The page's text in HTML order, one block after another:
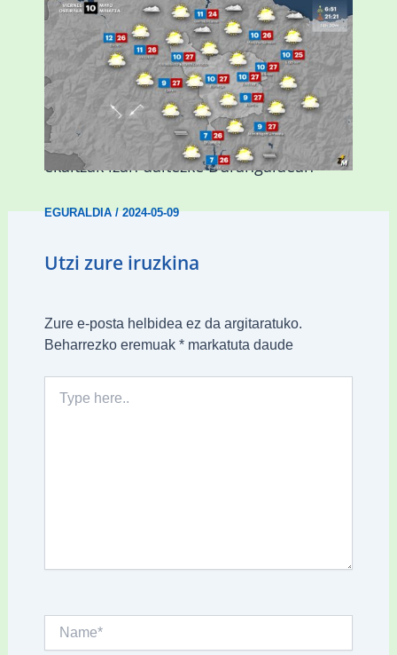
Asteburuan 25 gradu baino gehiago eta
ekaitzak izan daitezke Durangaldean
EGURALDIA/2024-05-09
Utzi zure iruzkina
Zure e-posta helbidea ez da argitaratuko.
Beharrezko eremuak *markatuta daude
here..
Name*